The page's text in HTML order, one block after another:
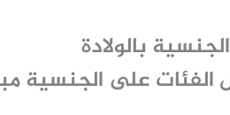
على الجنسية